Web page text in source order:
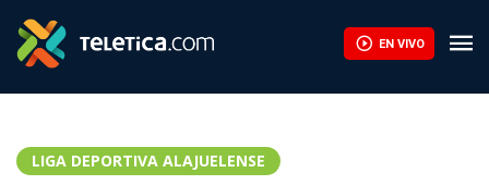
EN VIVO
LIGA DEPORTIVA ALAJUELENSE